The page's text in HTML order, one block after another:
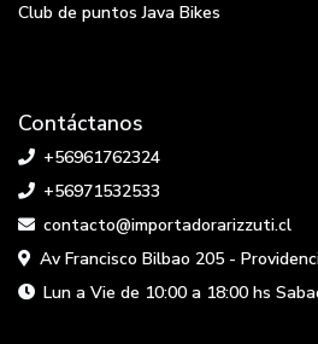
Club de puntos Java Bikes
Contáctanos
+56961762324
+56971532533
contacto@importadorarizzuti.cl
Av Francisco Bilbao 205 -
Lun a Vie de 10:00 a 18:00 hs